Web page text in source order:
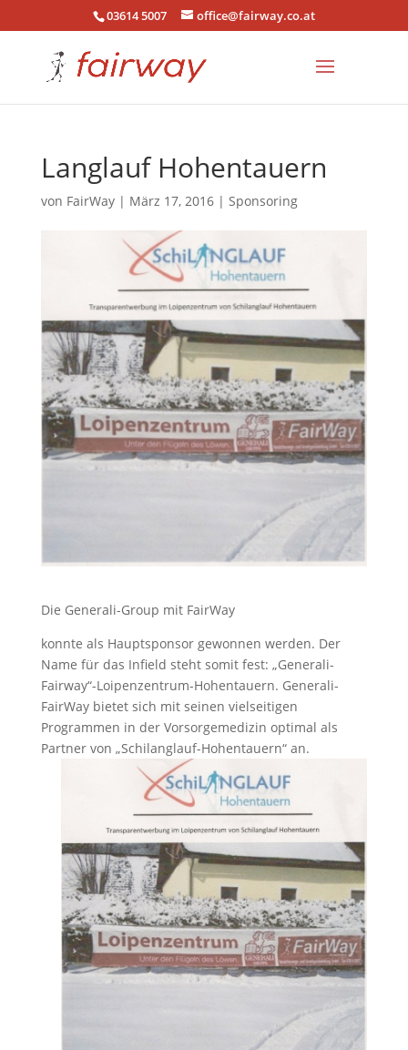
03614 5007 office@fairway.co.at
Langlauf Hohentauern
von FairWay| März 17, 2016| Sponsoring
Die Generali-Group mit FairWay
konnte als Hauptsponsor gewonnen werden. Der
Name für das Infield steht somit fest: „Generali-
Fairway“-Loipenzentrum-Hohentauern. Generali-
FairWay bietet sich mit seinen vielseitigen
Programmen in der Vorsorgemedizin optimal als
Partner von „Schilanglauf-Hohentauern“ an.